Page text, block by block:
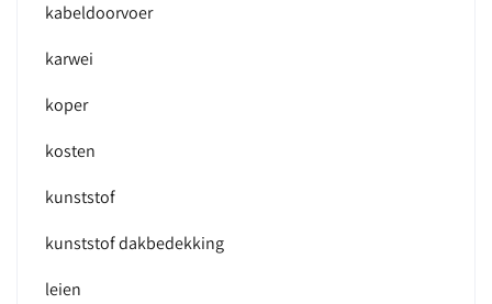
kabeldoorvoer
karwei
koper
kosten
kunststof
kunststof dakbedekking
leien